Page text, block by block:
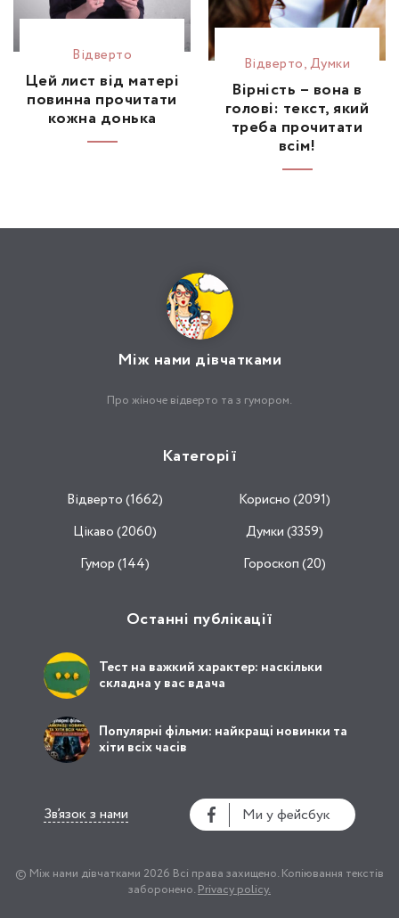
Відвертo
Цей лист від матері
повинна прочитати
кожна донька
Відвертo,Думки
Вірність – вона в
голові: текст, який
треба прочитати
всім!
Між нами дівчатками
Про жіноче відверто та з гумором.
Категорії
Відвертo (1662)
Корисно (2091)
Цікаво (2060)
Думки (3359)
Гумор (144)
Гороскоп (20)
Останні публікації
Тест на важкий характер: наскільки
складна у вас вдача
Популярні фільми: найкращі новинки та
хіти всіх часів
Ми у фейсбук
Зв’язок з нами
© Між нами дівчатками 2026 Всі права захищено. Копіювання текстів
заборонено.Privacy policy.